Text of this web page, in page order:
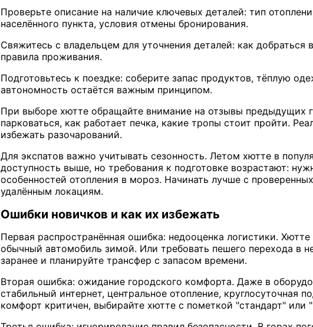
Проверьте описание на наличие ключевых деталей: тип
населённого пункта, условия отмены бронирования.
Свяжитесь с владельцем для уточнения деталей: как
правила проживания.
Подготовьтесь к поездке: соберите запас продуктов, тёплую
автономность остаётся важным принципом.
При выборе хютте обращайте внимание на отзывы предыдущих
парковаться, как работает печка, какие тропы стоит пройти.
избежать разочарований.
Для экспатов важно учитывать сезонность. Летом хютте в
доступность выше, но требования к подготовке возрастают:
особенностей отопления в мороз. Начинать лучше с
удалённым локациям.
Ошибки новичков и как их избежать
Первая распространённая ошибка: недооценка логистики.
обычный автомобиль зимой. Или требовать пешего перехода в
заранее и планируйте трансфер с запасом времени.
Вторая ошибка: ожидание городского комфорта. Даже в
стабильный интернет, центральное отопление, круглосуточная
комфорт критичен, выбирайте хютте с пометкой "стандарт" или